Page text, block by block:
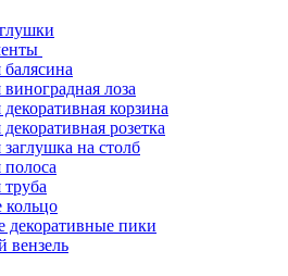
лоза
корзина
розетка
на столб
полоса
кольцо
декоративные пики
вензель